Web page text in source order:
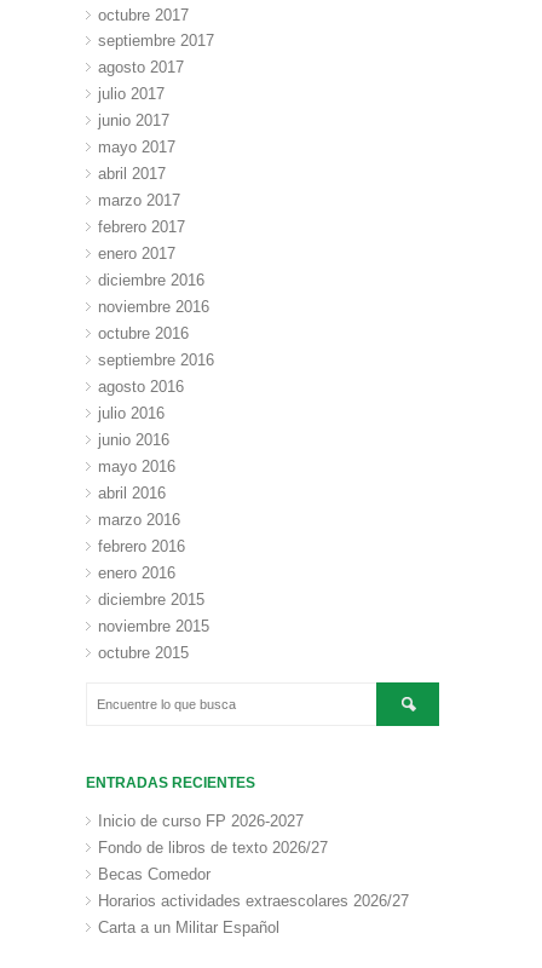
octubre 2017
septiembre 2017
agosto 2017
julio 2017
junio 2017
mayo 2017
abril 2017
marzo 2017
febrero 2017
enero 2017
diciembre 2016
noviembre 2016
octubre 2016
septiembre 2016
agosto 2016
julio 2016
junio 2016
mayo 2016
abril 2016
marzo 2016
febrero 2016
enero 2016
diciembre 2015
noviembre 2015
octubre 2015
ENTRADAS RECIENTES
Inicio de curso FP 2026-2027
Fondo de libros de texto 2026/27
Becas Comedor
Horarios actividades extraescolares 2026/27
Carta a un Militar Español